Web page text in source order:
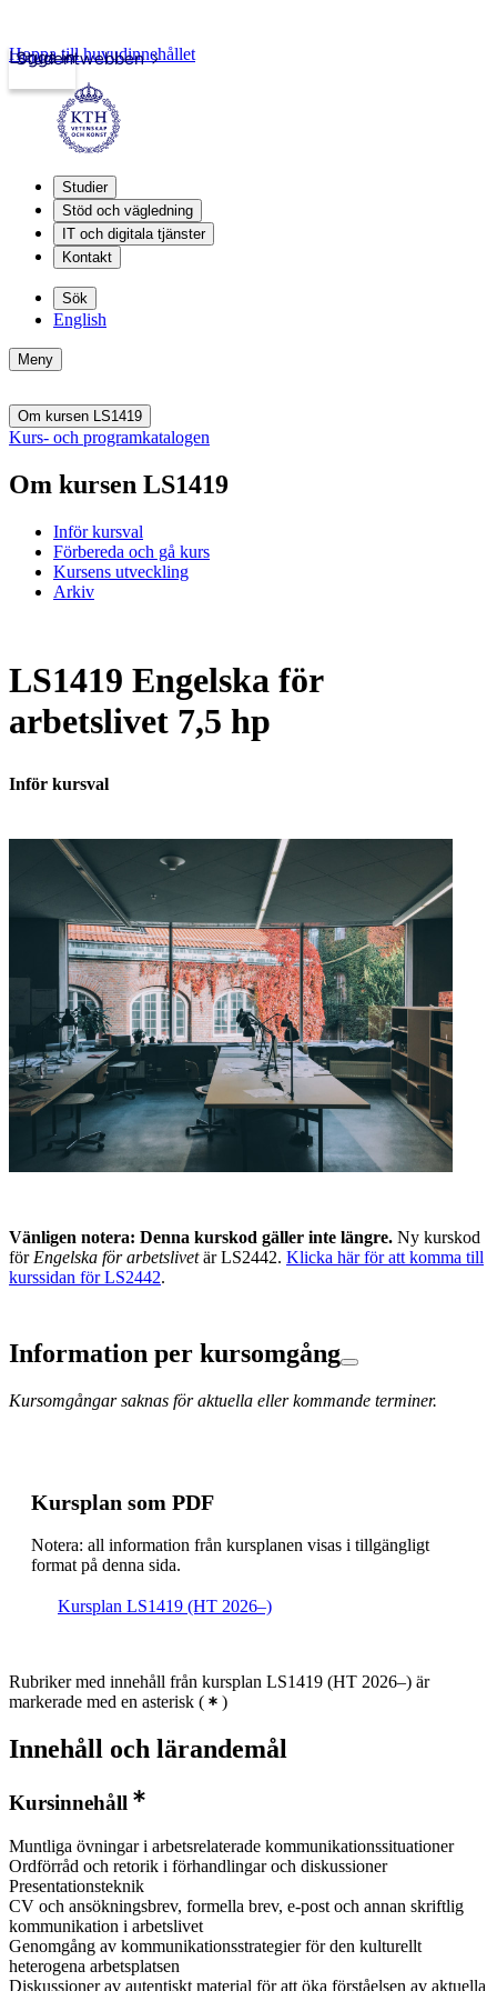
Studentwebben
Logga in
Hoppa till huvudinnehållet
Studier
Stöd och vägledning
IT och digitala tjänster
Kontakt
Sök
English
Meny
Om kursen LS1419
Kurs- och programkatalogen
Om kursen LS1419
Inför kursval
Förbereda och gå kurs
Kursens utveckling
Arkiv
LS1419 Engelska för
arbetslivet 7,5 hp
Inför kursval
Vänligen notera: Denna kurskod gäller inte längre. Ny kurskod
för Engelska för arbetslivetär LS2442. Klicka här för att komma till
kurssidan för LS2442.
Information per kursomgång
Kursomgångar saknas för aktuella eller kommande terminer.
Kursplan som PDF
Notera: all information från kursplanen visas i tillgängligt
format på denna sida.
Kursplan LS1419 (HT 2026–)
Rubriker med innehåll från kursplan LS1419 (HT 2026–) är
markerade med en asterisk ( )
Innehåll och lärandemål
Kursinnehåll
Muntliga övningar i arbetsrelaterade kommunikationssituationer
Ordförråd och retorik i förhandlingar och diskussioner
Presentationsteknik
CV och ansökningsbrev, formella brev, e-post och annan skriftlig
kommunikation i arbetslivet
Genomgång av kommunikationsstrategier för den kulturellt
heterogena arbetsplatsen
Diskussioner av autentiskt material för att öka förståelsen av aktuella